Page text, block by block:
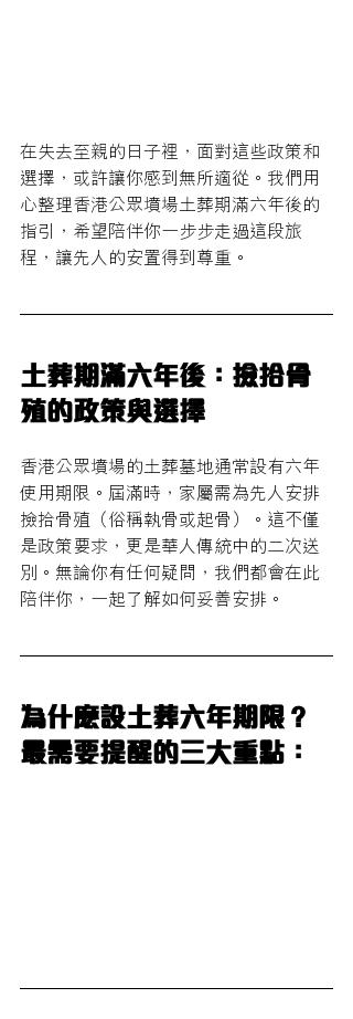
在失去至親的日子裡，面對這些政策和
選擇，或許讓你感到無所適從。我們用
心整理香港公眾墳場土葬期滿六年後的
指引，希望陪伴你一步步走過這段旅
程，讓先人的安置得到尊重。
土葬期滿六年後：撿拾骨
殖的政策與選擇
香港公眾墳場的土葬墓地通常設有六年
使用期限。屆滿時，家屬需為先人安排
撿拾骨殖（俗稱執骨或起骨）。這不僅
是政策要求，更是華人傳統中的二次送
別。無論你有任何疑問，我們都會在此
陪伴你，一起了解如何妥善安排。
為什麽設土葬六年期限？
最需要提醒的三大重點：